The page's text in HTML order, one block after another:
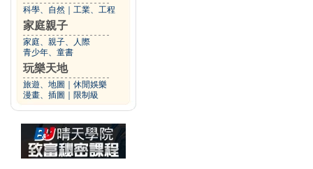
科學、自然 工業、工程
家庭親子
家庭、親子、人際
青少年、童書
玩樂天地
旅遊、地圖
休閒娛樂
漫畫、插圖
限制級